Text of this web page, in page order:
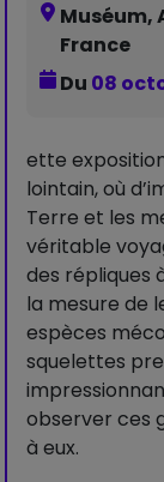
Muséum,
France
Du 08
ette
lointain, où
Terre et les
véritable
des répliques
la mesure de
espèces
squelettes
observer ces
à eux.